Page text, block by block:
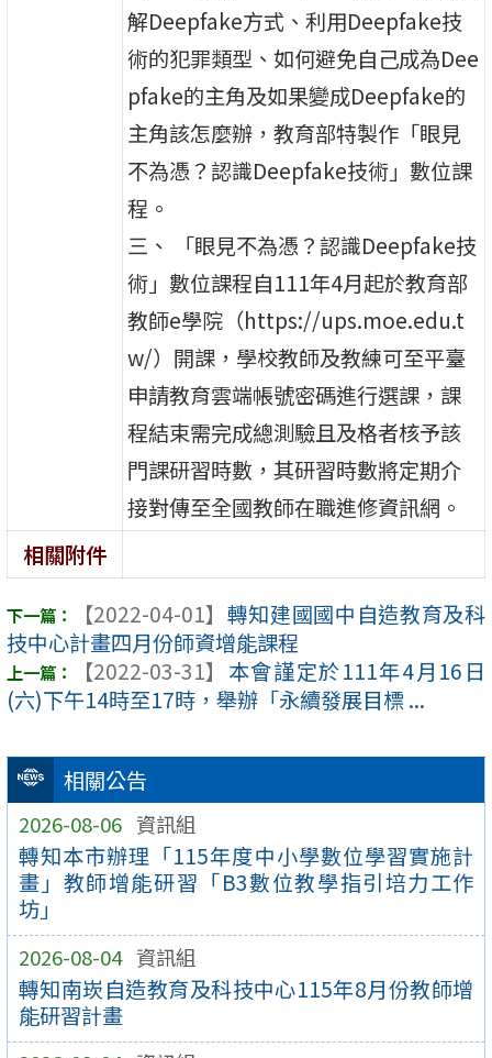
相關公告
2026-08-06 資訊組
轉知本市辦理「115年度中小學數位學習實施計
畫」教師增能研習「B3數位教學指引培力工作
坊」
2026-08-04 資訊組
轉知南崁自造教育及科技中心115年8月份教師增
能研習計畫
解Deepfake方式、利用Deepfake技
術的犯罪類型、如何避免自己成為Dee
pfake的主角及如果變成Deepfake的
主角該怎麼辦，教育部特製作「眼見
不為憑？認識Deepfake技術」數位課
程。
三、 「眼見不為憑？認識Deepfake技
術」數位課程自111年4月起於教育部
教師e學院（https://ups.moe.edu.t
w/）開課，學校教師及教練可至平臺
申請教育雲端帳號密碼進行選課，課
程結束需完成總測驗且及格者核予該
門課研習時數，其研習時數將定期介
接對傳至全國教師在職進修資訊網。
相關附件
【2022-04-01】 轉知建國國中自造教育及科
技中心計畫四月份師資增能課程
【2022-03-31】 本會謹定於111年4月16日
(六)下午14時至17時，舉辦「永續發展目標 ...